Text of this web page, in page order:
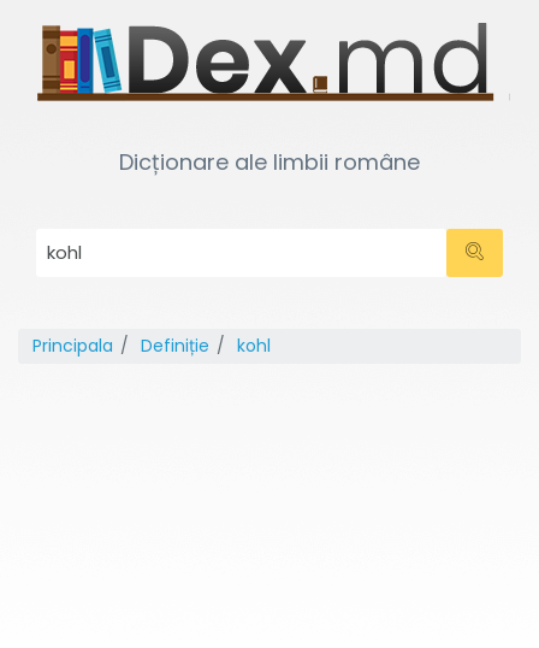
Dicționare ale limbii române
Principala Definiție kohl